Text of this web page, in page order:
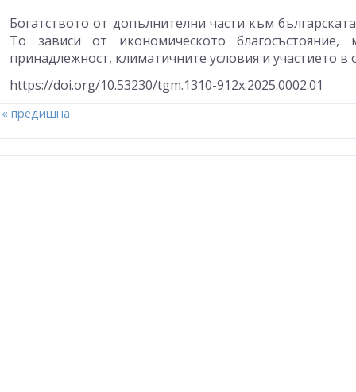
Богатството от допълнителни части към
То зависи от икономическото благосъстояние,
принадлежност, климатичните условия и участието в
https://doi.org/10.53230/tgm.1310-912x.2025.0002.01
« предишна